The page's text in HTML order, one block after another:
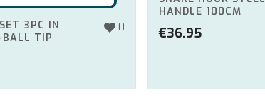
0
3PC IN
BALL TIP
HANDLE 100CM
€36.95